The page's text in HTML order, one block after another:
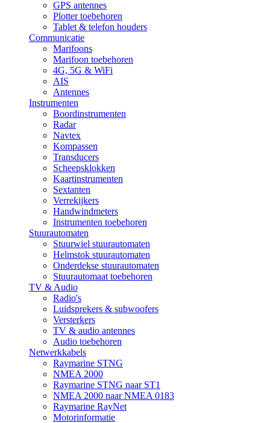
GPS antennes
Plotter toebehoren
Tablet & telefon houders
Communicatie
Marifoons
Marifoon toebehoren
4G, 5G & WiFi
AIS
Antennes
Instrumenten
Boordinstrumenten
Radar
Navtex
Kompassen
Transducers
Scheepsklokken
Kaartinstrumenten
Sextanten
Verrekijkers
Handwindmeters
Instrumenten toebehoren
Stuurautomaten
Stuurwiel stuurautomaten
Helmstok stuurautomaten
Onderdekse stuurautomaten
Stuurautomaat toebehoren
TV & Audio
Radio's
Luidsprekers & subwoofers
Versterkers
TV & audio antennes
Audio toebehoren
Netwerkkabels
Raymarine STNG
NMEA 2000
Raymarine STNG naar ST1
NMEA 2000 naar NMEA 0183
Raymarine RayNet
Motorinformatie